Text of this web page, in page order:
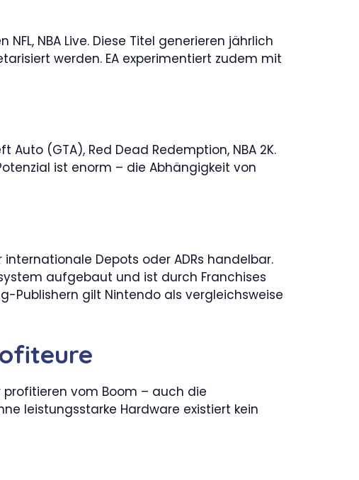
NBA Live. Diese Titel generieren jährlich
werden. EA experimentiert zudem mit
(GTA), Red Dead Redemption, NBA 2K.
ist enorm – die Abhängigkeit von
Depots oder ADRs handelbar.
aufgebaut und ist durch Franchises
Publishern gilt Nintendo als vergleichsweise
vom Boom – auch die
leistungsstarke Hardware existiert kein